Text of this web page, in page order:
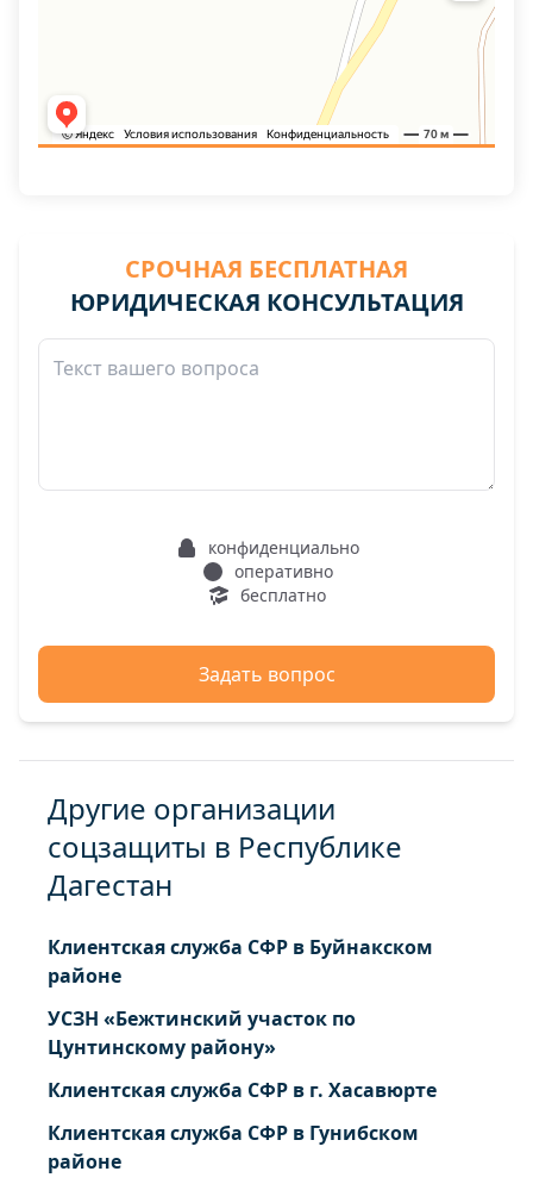
СРОЧНАЯ БЕСПЛАТНАЯ
ЮРИДИЧЕСКАЯ КОНСУЛЬТАЦИЯ
конфиденциально
оперативно
бесплатно
Задать вопрос
Другие организации
соцзащиты в Республике
Дагестан
Клиентская служба СФР в Буйнакском
районе
УСЗН «Бежтинский участок по
Цунтинскому району»
Клиентская служба СФР в г. Хасавюрте
Клиентская служба СФР в Гунибском
районе